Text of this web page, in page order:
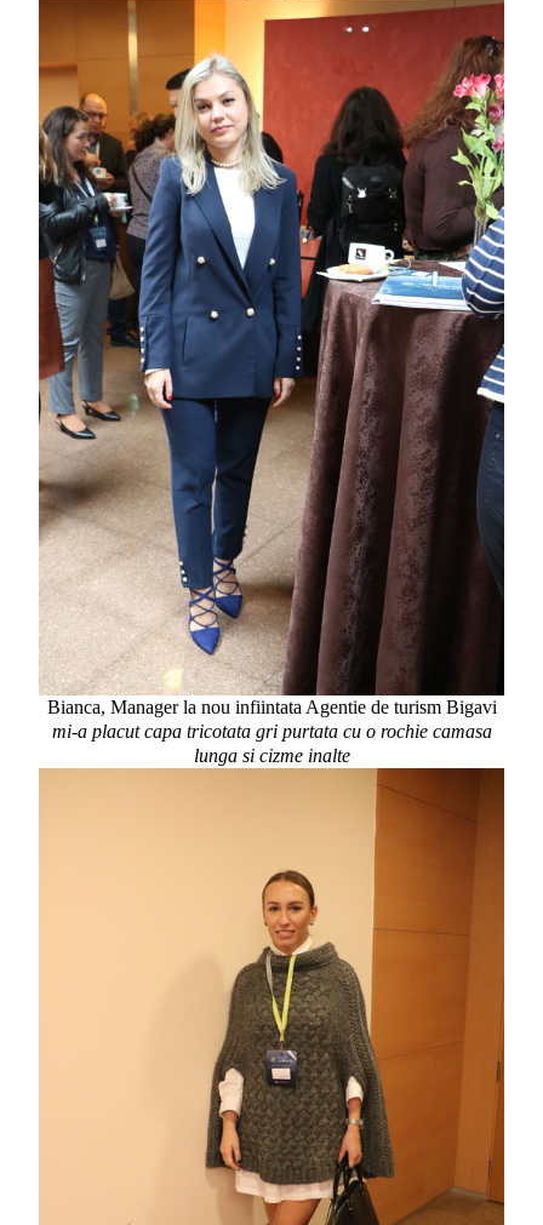
Bianca, Manager la nou infiintata Agentie de turism Bigavi
mi-a placut capa tricotata gri purtata cu o rochie camasa
lunga si cizme inalte